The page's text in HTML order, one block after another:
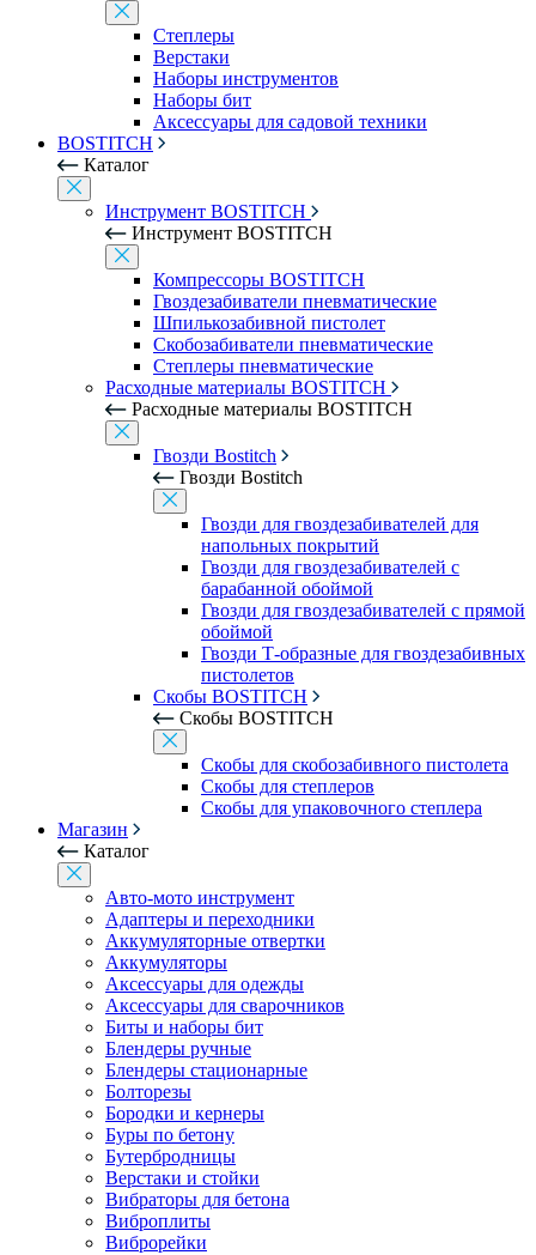
Степлеры
Верстаки
Наборы инструментов
Наборы бит
Аксессуары для садовой техники
BOSTITCH
Каталог
Инструмент BOSTITCH
Инструмент BOSTITCH
Компрессоры BOSTITCH
Гвоздезабиватели пневматические
Шпилькозабивной пистолет
Скобозабиватели пневматические
Степлеры пневматические
Расходные материалы BOSTITCH
Расходные материалы BOSTITCH
Гвозди Bostitch
Гвозди Bostitch
Гвозди для гвоздезабивателей для
напольных покрытий
Гвозди для гвоздезабивателей с
барабанной обоймой
Гвозди для гвоздезабивателей с прямой
обоймой
Гвозди Т-образные для гвоздезабивных
пистолетов
Скобы BOSTITCH
Скобы BOSTITCH
Скобы для скобозабивного пистолета
Скобы для степлеров
Скобы для упаковочного степлера
Магазин
Каталог
Авто-мото инструмент
Адаптеры и переходники
Аккумуляторные отвертки
Аккумуляторы
Аксессуары для одежды
Аксессуары для сварочников
Биты и наборы бит
Блендеры ручные
Блендеры стационарные
Болторезы
Бородки и кернеры
Буры по бетону
Бутербродницы
Верстаки и стойки
Вибраторы для бетона
Виброплиты
Виброрейки